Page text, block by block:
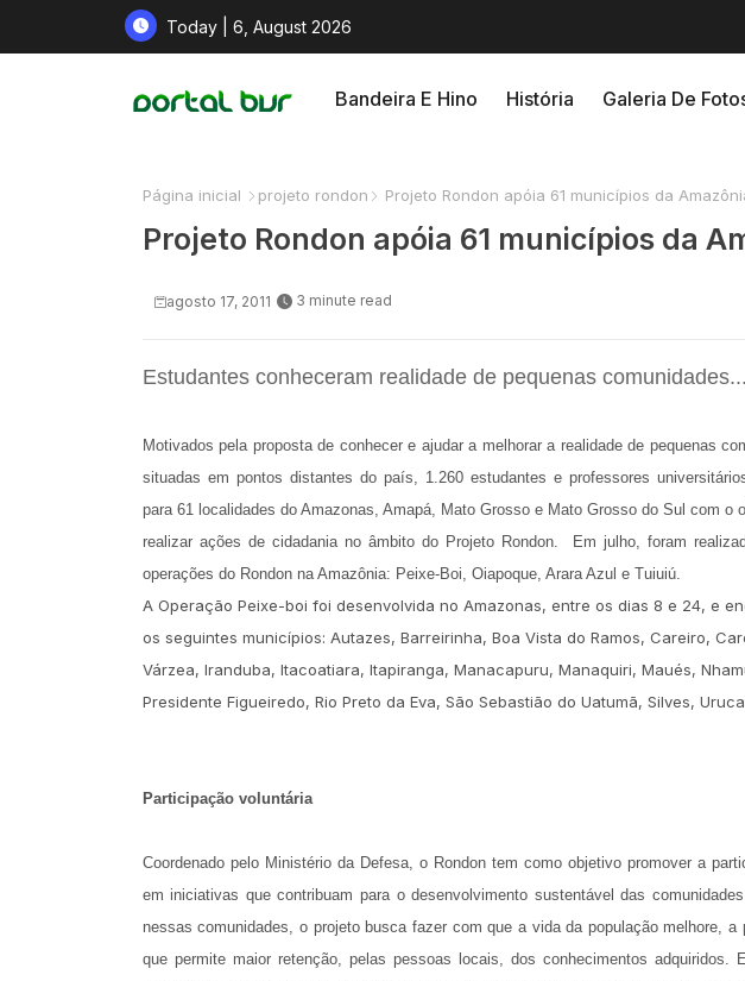
Today | 6, August 2026
Bandeira E Hino História Galeria De
Página inicial projeto rondon Projeto Rondon apóia 61 municípios da
Projeto Rondon apóia 61 municípios da
agosto 17, 2011 3 minute read
Estudantes conheceram realidade de pequenas comunidades...
Motivados pela proposta de conhecer e ajudar a melhorar a realidade de pequenas
situadas em pontos distantes do país, 1.260 estudantes e professores
para 61 localidades do Amazonas, Amapá, Mato Grosso e Mato Grosso do Sul com o
realizar ações de cidadania no âmbito do Projeto Rondon. Em julho, foram
operações do Rondon na Amazônia: Peixe-Boi, Oiapoque, Arara Azul e Tuiuiú.
A Operação Peixe-boi foi desenvolvida no Amazonas, entre os dias 8 e 24, e
os seguintes municípios: Autazes, Barreirinha, Boa Vista do Ramos, Careiro,
Várzea, Iranduba, Itacoatiara, Itapiranga, Manacapuru, Manaquiri, Maués,
Presidente Figueiredo, Rio Preto da Eva, São Sebastião do Uatumã, Silves,
Participação voluntária
Coordenado pelo Ministério da Defesa, o Rondon tem como objetivo promover a
em iniciativas que contribuam para o desenvolvimento sustentável das
nessas comunidades, o projeto busca fazer com que a vida da população melhore,
que permite maior retenção, pelas pessoas locais, dos conhecimentos adquiridos.